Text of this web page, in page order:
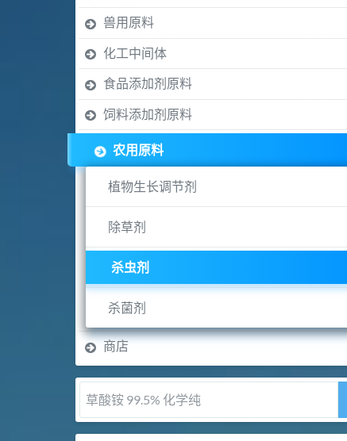
兽用原料
化工中间体
食品添加剂原料
饲料添加剂原料
农用原料
植物生长调节剂
除草剂
杀虫剂
杀菌剂
商店
5-甲氧基吲哚 98%